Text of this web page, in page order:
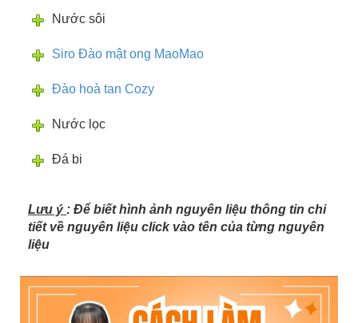
Nước sôi
Siro Đào mật ong MaoMao
Đào hoà tan Cozy
Nước lọc
Đá bi
Lưu ý : Để biết hình ảnh nguyên liệu thông tin chi
tiết về nguyên liệu click vào tên của từng nguyên
liệu